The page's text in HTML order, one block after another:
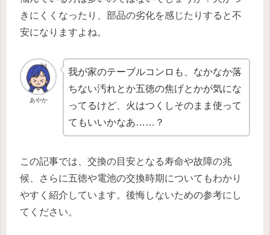
きにくくなったり、部品の劣化を感じたりすると不
安になりますよね。
あやか
我が家のテーブルコンロも、なかなか落
ちない汚れとか五徳の焦げとかが気にな
ってるけど、火はつくしそのまま使って
てもいいかなあ……？
この記事では、交換の目安となる寿命や故障の兆
候、さらに五徳や電池の交換時期についてもわかり
やすく紹介しています。後悔しないための参考にし
てください。